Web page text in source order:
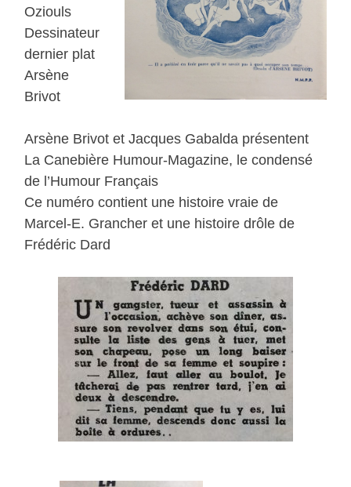
Oziouls
Dessinateur
dernier plat
Arsène
Brivot
Arsène Brivot et Jacques Gabalda présentent
La Canebière Humour-Magazine, le condensé
de l’Humour Français
Ce numéro contient une histoire vraie de
Marcel-E. Grancher et une histoire drôle de
Frédéric Dard